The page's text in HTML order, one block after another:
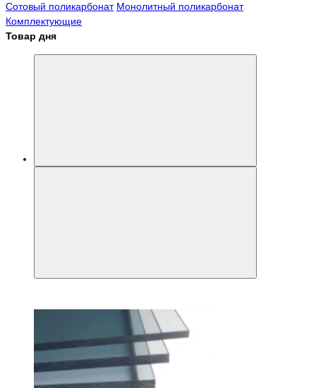
Сотовый поликарбонат Монолитный поликарбонат
Комплектующие
Товар дня